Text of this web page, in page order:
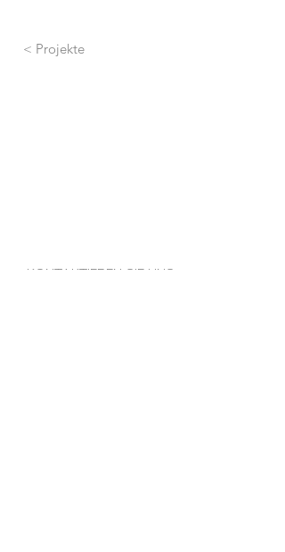
< Projekte
KONTAKTIEREN SIE UNS: